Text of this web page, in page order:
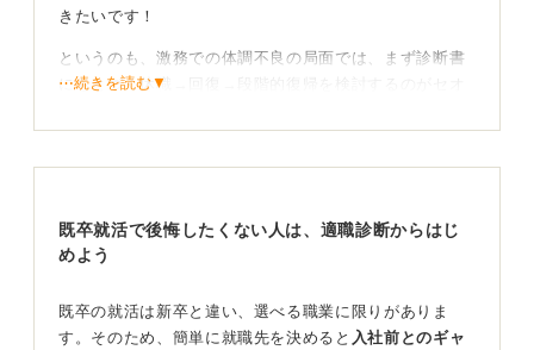
きたいです！
というのも、激務での体調不良の局面では、まず診断書
にもとづく休職→回復→段階的復帰を検討するのがセオ
反面、復帰部署/業務が合わないと再燃リスクがあった
退職は環境ごとリセットできる一方、収入と社会保険の
⋯続きを読む▼
既卒就活で後悔したくない人は、適職診断からはじ
めよう
既卒の就活は新卒と違い、選べる職業に限りがありま
す。そのため、簡単に就職先を決めると 入社前とのギャ